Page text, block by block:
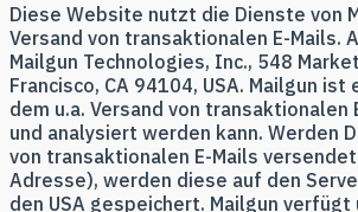
Diese Website nutzt die Dienste von
Versand von transaktionalen E-Mails.
Mailgun Technologies, Inc., 548
Francisco, CA 94104, USA. Mailgun ist
dem u.a. Versand von transaktionalen
und analysiert werden kann. Werden
von transaktionalen E-Mails versendet
Adresse), werden diese auf den
den USA gespeichert. Mailgun verfügt